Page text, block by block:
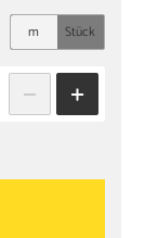
m Stück